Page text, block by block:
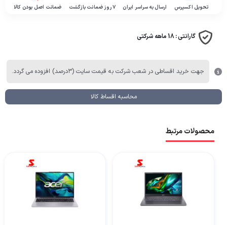
تحویل اکسپرس ارسال به سراسر ایران ۷ روز ضمانت بازگشت ضمانت اصل بودن کالا
گارانتی :18 ماهه شرکتی
جهت خرید اقساطی در شعب شرکت به قیمت سایت (۳درصد) افزوده می گردد.
محاسبه اقساط کالا
محصولات مرتبط